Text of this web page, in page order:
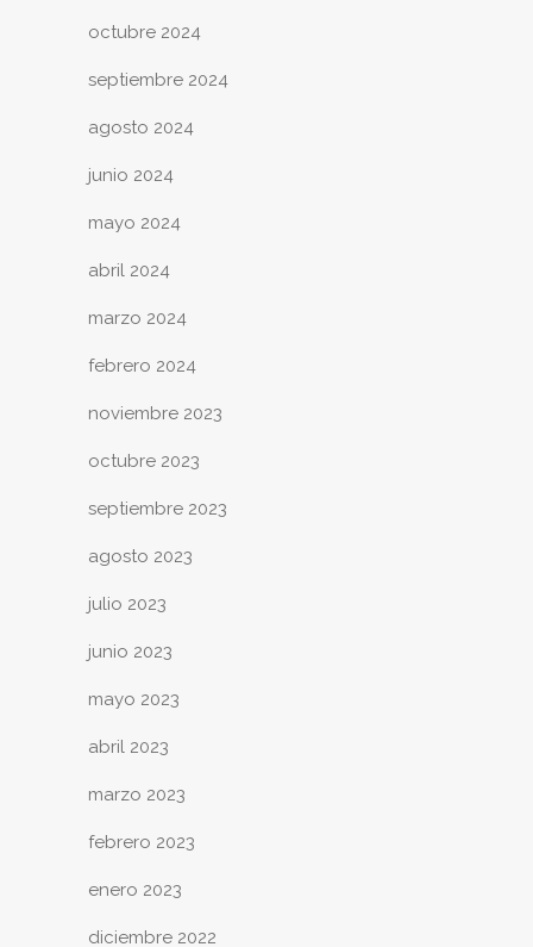
octubre 2024
septiembre 2024
agosto 2024
junio 2024
mayo 2024
abril 2024
marzo 2024
febrero 2024
noviembre 2023
octubre 2023
septiembre 2023
agosto 2023
julio 2023
junio 2023
mayo 2023
abril 2023
marzo 2023
febrero 2023
enero 2023
diciembre 2022